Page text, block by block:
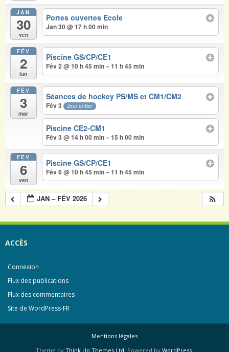
JAN
30
ven
Portes ouvertes Ecole
Jan 30 @ 17 h 00 min
FÉV
2
lun
Piscine GS/CP/CE1
Fév 2 @ 10 h 45 min – 11 h 45 min
FÉV
3
mar
Séances de hockey PS/MS et CM1/CM2
Fév 3 Jour entier
Piscine CE2-CM1
Fév 3 @ 14 h 00 min – 15 h 00 min
FÉV
6
ven
Piscine GS/CP/CE1
Fév 6 @ 10 h 45 min – 11 h 45 min
JAN – FÉV 2026
ACCÈS
Connexion
Flux des publications
Flux des commentaires
Site de WordPress-FR
Mentions légales
Theme by Think Up Themes Ltd . Powered by WordPress